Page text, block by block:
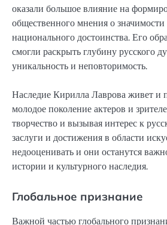
оказали большое влияние на
общественного мнения о значимости
национального достоинства. Его
смогли раскрыть глубину русского
уникальность и неповторимость.
Наследие Кирилла Лаврова живет и
молодое поколение актеров и
творчество и вызывая интерес к
заслуги и достижения в области
недооценивать и они останутся
истории и культурного наследия.
Глобальное признание
Важной частью глобального